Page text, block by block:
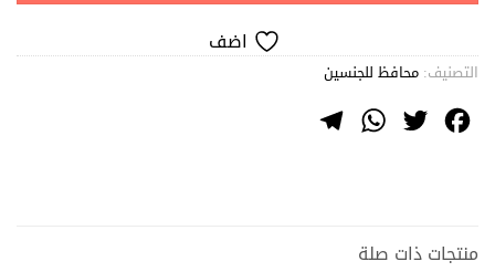
اضف
التصنيف: محافظ للجنسين
Facebook
Twitter
WhatsApp
منتجات ذات صلة